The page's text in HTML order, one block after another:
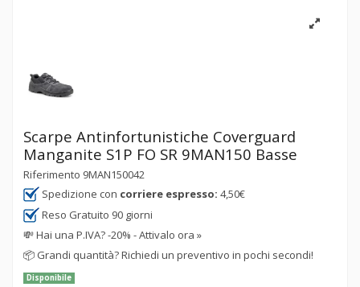
Scarpe Antinfortunistiche Coverguard
Manganite S1P FO SR 9MAN150 Basse
Riferimento 9MAN150042
Spedizione con corriere espresso: 4,50€
Reso Gratuito 90 giorni
💸Hai una P.IVA? -20% - Attivalo ora »
📦 Grandi quantità? Richiedi un preventivo in pochi secondi!
Disponibile